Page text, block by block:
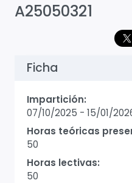
A25050321
Ficha
Impartición:
07/10/2025 - 15/01/
Horas teóricas
50
Horas lectivas:
50